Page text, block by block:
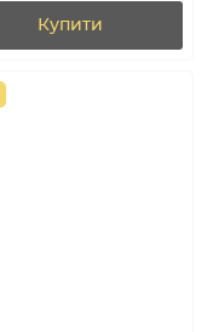
Купити